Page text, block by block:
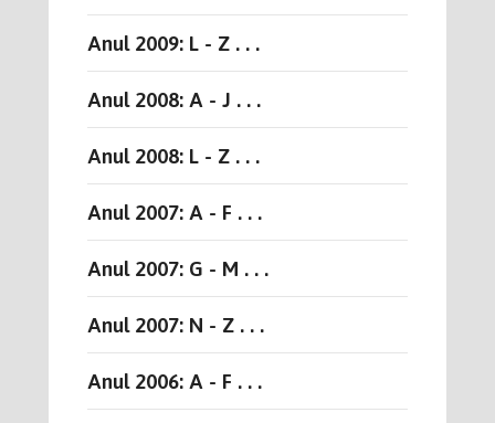
Anul 2009: L - Z . . .
Anul 2008: A - J . . .
Anul 2008: L - Z . . .
Anul 2007: A - F . . .
Anul 2007: G - M . . .
Anul 2007: N - Z . . .
Anul 2006: A - F . . .